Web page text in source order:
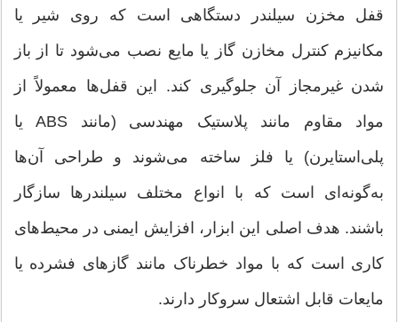
قفل مخزن سیلندر دستگاهی است که روی شیر یا
مکانیزم کنترل مخازن گاز یا مایع نصب می‌شود تا از باز
شدن غیرمجاز آن جلوگیری کند. این قفل‌ها معمولاً از
مواد مقاوم مانند پلاستیک مهندسی (مانند ABS یا
پلی‌استایرن) یا فلز ساخته می‌شوند و طراحی آن‌ها
به‌گونه‌ای است که با انواع مختلف سیلندرها سازگار
باشند. هدف اصلی این ابزار، افزایش ایمنی در محیط‌های
کاری است که با مواد خطرناک مانند گازهای فشرده یا
مایعات قابل اشتعال سروکار دارند.